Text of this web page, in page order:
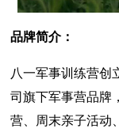
品牌简介：
八一军事训练营创
司旗下军事营品牌
营、周末亲子活动